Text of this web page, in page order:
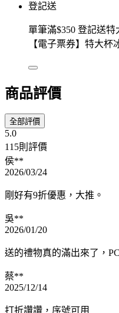
登記送
單筆滿$350 登記送
【電子票券】特大杯
商品評價
全部評價
5.0
115則評價
侯**
2026/03/24
剛好有9折優惠，大推。
吳**
2026/01/20
送的禮物真的滿出來了，
蔡**
2025/12/14
打折讚讚，序號可用